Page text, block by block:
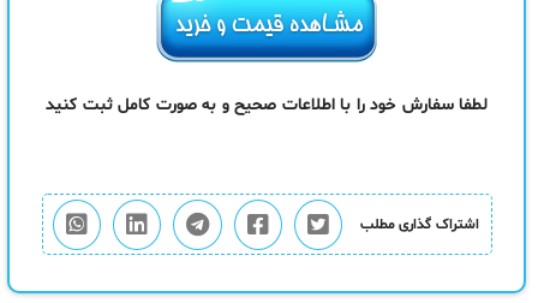
لطفا سفارش خود را با اطلاعات صحیح و به صورت کامل ثبت کنید
اشتراک گذاری مطلب